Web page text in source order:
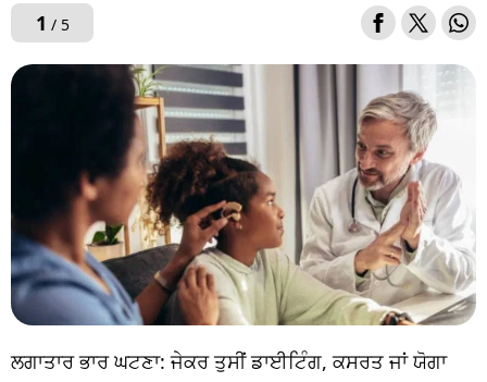
1 / 5
ਲਗਾਤਾਰ ਭਾਰ ਘਟਣਾ: ਜੇਕਰ ਤੁਸੀਂ ਡਾਈਟਿੰਗ, ਕਸਰਤ ਜਾਂ ਯੋਗਾ